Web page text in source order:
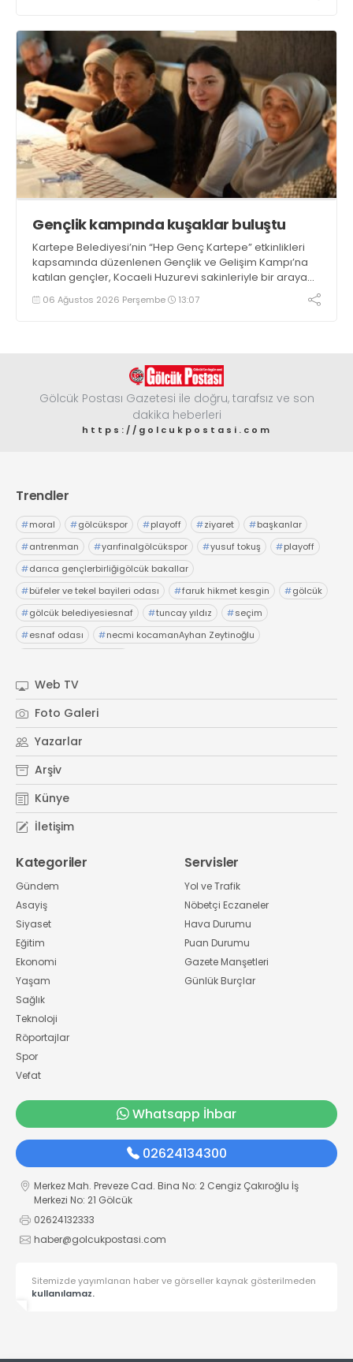
Gençlik kampında kuşaklar buluştu
Kartepe Belediyesi’nin “Hep Genç Kartepe” etkinlikleri
kapsamında düzenlenen Gençlik ve Gelişim Kampı’na
katılan gençler, Kocaeli Huzurevi sakinleriyle bir araya
geldi06 Ağustos 2026 Perşembe 13:07
Gölcük Postası Gazetesi ile doğru, tarafsız ve son
dakika heberleri
https://golcukpostasi.com
Trendler
#moral #gölcükspor #playoff #ziyaret #başkanlar
#antrenman #yarıfinalgölcükspor #yusuf tokuş #playoff
#darıca gençlerbirliğigölcük bakallar
#büfeler ve tekel bayileri odası #faruk hikmet kesgin #gölcük
#gölcük belediyesiesnaf #tuncay yıldız #seçim
#esnaf odası #necmi kocamanAyhan Zeytinoğlu
Web TV
Foto Galeri
Yazarlar
Arşiv
Künye
İletişim
Kategoriler
Gündem
Asayiş
Siyaset
Eğitim
Ekonomi
Yaşam
Sağlık
Teknoloji
Röportajlar
Spor
Vefat
Servisler
Yol ve Trafik
Nöbetçi Eczaneler
Hava Durumu
Puan Durumu
Gazete Manşetleri
Günlük Burçlar
Whatsapp İhbar
02624134300
Merkez Mah. Preveze Cad. Bina No: 2 Cengiz Çakıroğlu İş
Merkezi No: 21 Gölcük
02624132333
haber@golcukpostasi.com
Sitemizde yayımlanan haber ve görseller kaynak gösterilmeden
kullanılamaz.